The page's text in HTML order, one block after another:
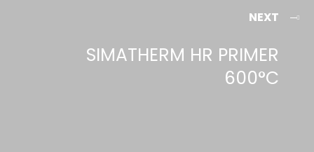
NEXT
SIMATHERM HR PRIMER
600°C